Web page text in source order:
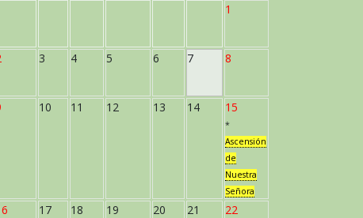
1
3 4 5 6 7 8
10 11 12 13 14 15
*
Ascensión
de
Nuestra
Señora
17 18 19 20 21 22